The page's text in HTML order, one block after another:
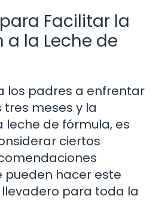
Facilitar la
a la Leche de
los padres a enfrentar
tres meses y la
leche de fórmula, es
ciertos
pueden hacer este
para toda la